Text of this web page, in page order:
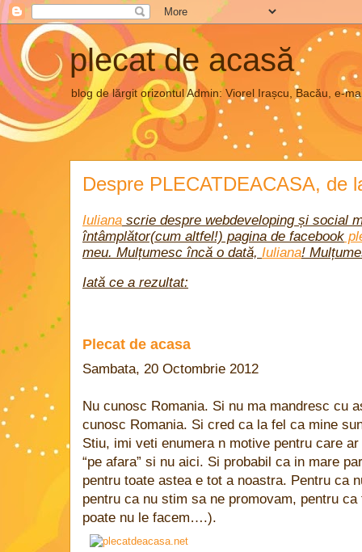
plecat de acasă
blog de lărgit orizontul Admin: Viorel Irașcu, Bacău, e-
Despre PLECATDEACASA, de
Iuliana scrie despre webdeveloping și social
întâmplător(cum altfel!) pagina de facebook
meu. Mulțumesc încă o dată, Iuliana!
Iată ce a rezultat:
Plecat de acasa
Sambata, 20 Octombrie 2012
Nu cunosc Romania. Si nu ma mandresc cu
cunosc Romania. Si cred ca la fel ca mine
Stiu, imi veti enumera n motive pentru care
“pe afara” si nu aici. Si probabil ca in mare
pentru toate astea e tot a noastra. Pentru ca
pentru ca nu stim sa ne promovam, pentru ca
poate nu le facem….).